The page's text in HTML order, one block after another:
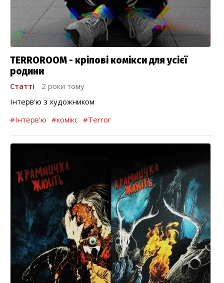
TERROROOM - кріпові комікси для усієї
родини
Статті
2 роки тому
Інтерв'ю з художником
#Інтерв’ю #комікс #Terror